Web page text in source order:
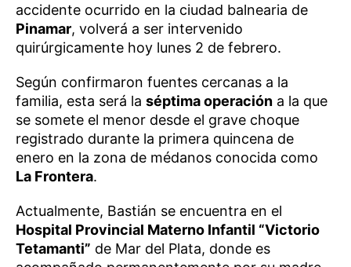
accidente ocurrido en la ciudad balnearia de
Pinamar, volverá a ser intervenido
quirúrgicamente hoy lunes 2 de febrero.
Según confirmaron fuentes cercanas a la
familia, esta será la séptima operación a la que
se somete el menor desde el grave choque
registrado durante la primera quincena de
enero en la zona de médanos conocida como
La Frontera.
Actualmente, Bastián se encuentra en el
Hospital Provincial Materno Infantil “Victorio
Tetamanti” de Mar del Plata, donde es